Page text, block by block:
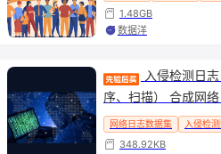
1.48GB
数据洋
入侵检测日
序、扫描） 合成网
常 恶意活动记录 时
列双版本 支持入侵
网络日志数据集 入侵检
348.92KB